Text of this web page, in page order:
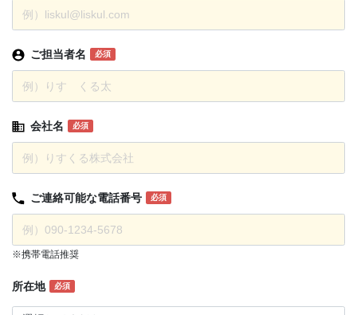
ご担当者名 必須
会社名 必須
ご連絡可能な電話番号 必須
※携帯電話推奨
所在地 必須